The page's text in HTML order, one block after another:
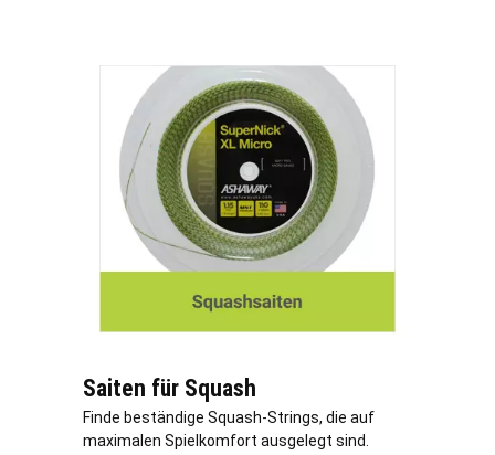
Saiten für Squash
Finde beständige Squash-Strings, die auf
maximalen Spielkomfort ausgelegt sind.